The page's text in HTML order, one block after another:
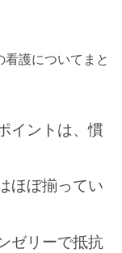
護についてまと
イントは、慣
ほぼ揃ってい
ゼリーで抵抗